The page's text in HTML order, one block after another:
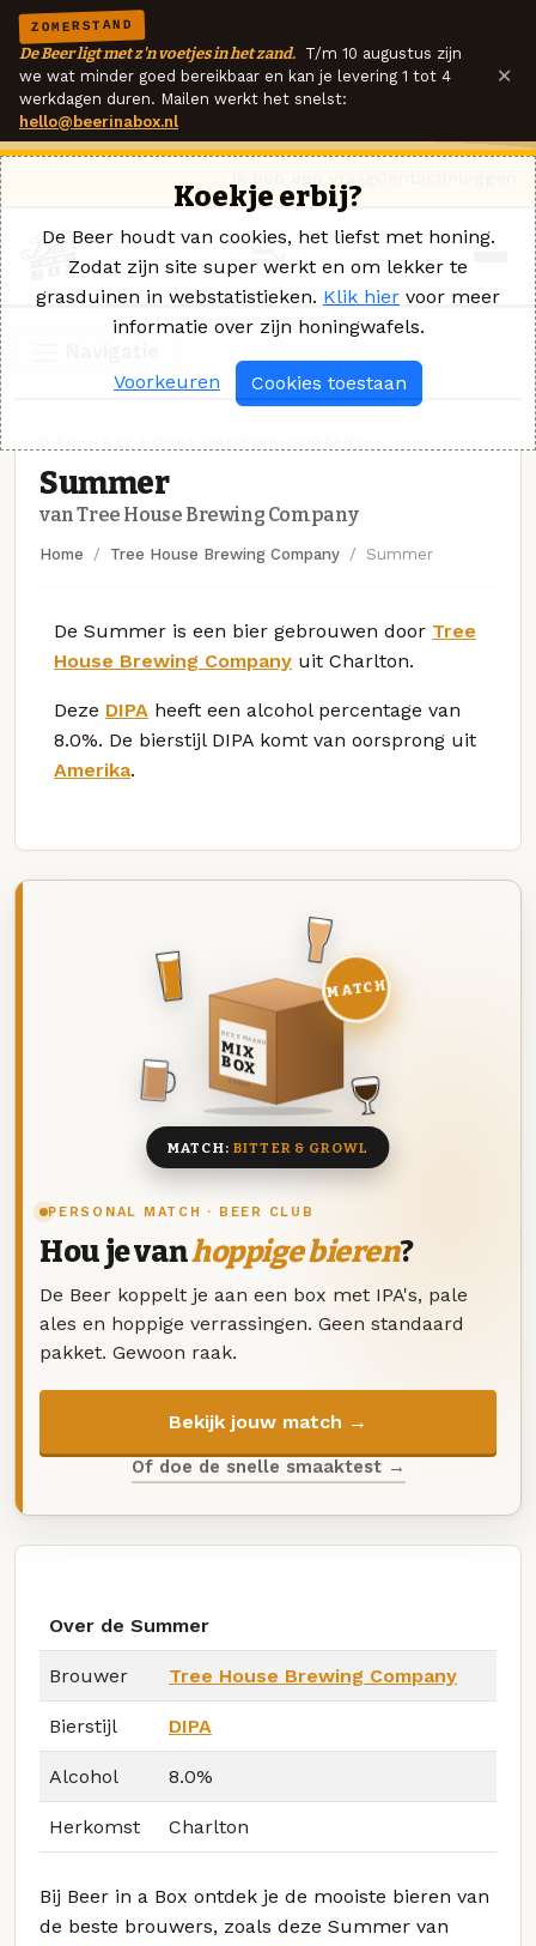
ZOMERSTAND
De Beer ligt met z'n voetjes in het zand. T/m 10 augustus zijn
we wat minder goed bereikbaar en kan je levering 1 tot 4
werkdagen duren. Mailen werkt het snelst:
hello@beerinabox.nl
×
Summer
van Tree House Brewing Company
Home Tree House Brewing Company Summer
De Summer is een bier gebrouwen door Tree
House Brewing Company uit Charlton.
Deze DIPA heeft een alcohol percentage van
8.0%. De bierstijl DIPA komt van oorsprong uit
Amerika.
PERSONAL MATCH · BEER CLUB
Hou je vanhoppige bieren?
De Beer koppelt je aan een box met IPA's, pale
ales en hoppige verrassingen. Geen standaard
pakket. Gewoon raak.
Bekijk jouw match →
Of doe de snelle smaaktest →
DEZE MAAND
MIX
BOX
8 BIEREN
MATCH
MATCH: BITTER & GROWL
Over de Summer
Brouwer Tree House Brewing Company
Bierstijl DIPA
Alcohol 8.0%
Herkomst Charlton
Bij Beer in a Box ontdek je de mooiste bieren van
de beste brouwers, zoals deze Summer van
Koekje erbij?
De Beer houdt van cookies, het liefst met honing.
Zodat zijn site super werkt en om lekker te
grasduinen in webstatistieken. Klik hier voor meer
informatie over zijn honingwafels.
Voorkeuren Cookies toestaan